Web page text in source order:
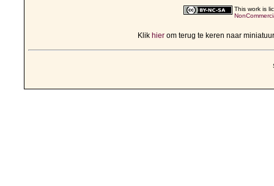
This work is
Klik hierom terug te keren naar